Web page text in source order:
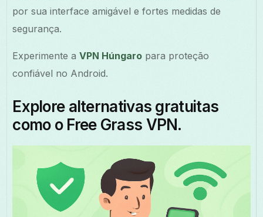
por sua interface amigável e fortes medidas de
segurança.
Experimente aVPN Húngaro para proteção
confiável no Android.
Explore alternativas gratuitas
como o Free Grass VPN.